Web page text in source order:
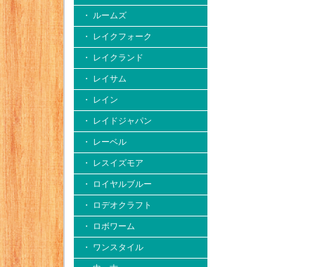
・ ルームズ
・ レイクフォーク
・ レイクランド
・ レイサム
・ レイン
・ レイドジャパン
・ レーベル
・ レスイズモア
・ ロイヤルブルー
・ ロデオクラフト
・ ロボワーム
・ ワンスタイル